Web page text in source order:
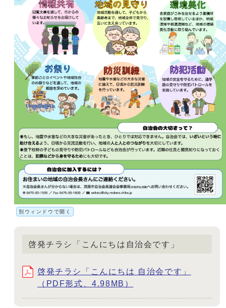
別ウィンドウで開く
啓発チラシ「こんにちは自治会です」
啓発チラシ「こんにちは 自治会です」
（PDF形式、4.98MB）